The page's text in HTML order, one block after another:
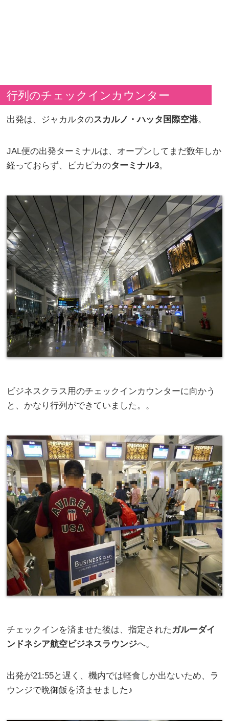
行列のチェックインカウンター
出発は、ジャカルタのスカルノ・ハッタ国際空港。
JAL便の出発ターミナルは、オープンしてまだ数年しか
経っておらず、ピカピカのターミナル3。
ビジネスクラス用のチェックインカウンターに向かう
と、かなり行列ができていました。。
チェックインを済ませた後は、指定された ガルーダイ
ンドネシア航空ビジネスラウンジへ。
出発が21:55と遅く、機内では軽食しか出ないため、ラ
ウンジで晩御飯を済ませました♪